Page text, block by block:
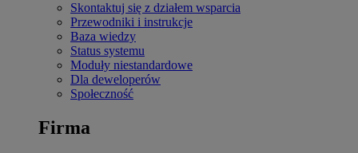
Skontaktuj się z działem wsparcia
Przewodniki i instrukcje
Baza wiedzy
Status systemu
Moduły niestandardowe
Dla deweloperów
Społeczność
Firma